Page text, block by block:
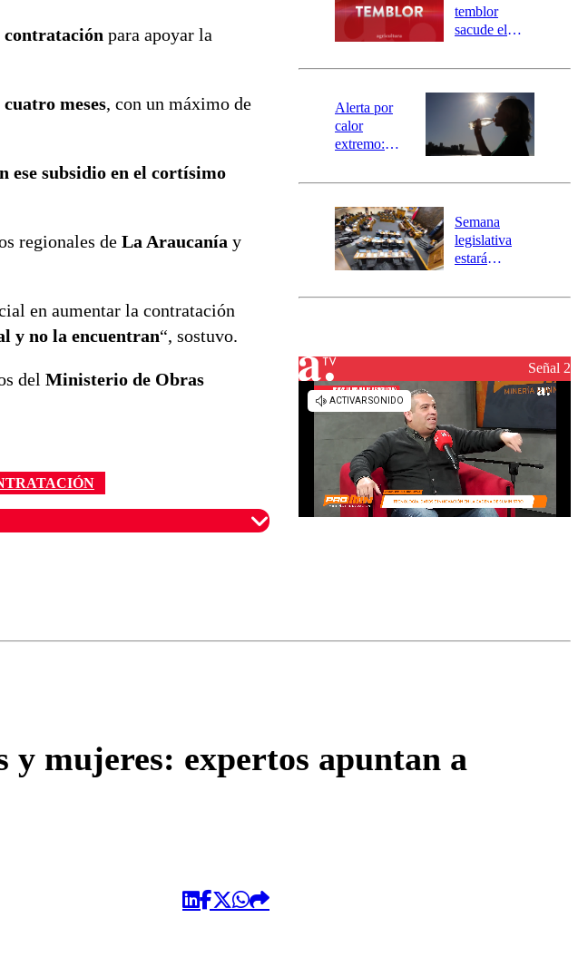
contratación para apoyar la
meses, con un máximo de
ese subsidio en el cortísimo
regionales de La Araucanía y
en aumentar la contratación
y no la encuentran“, sostuvo.
del Ministerio de Obras
activa
mensajería
SAE
temblor
sacude el
revisa la
epicentro
Alerta por
calor
extremo:
activa Alerta
Preventiva en
tres comunas
Semana
legislativa
estará
el fin de la
reconstrucciónSeñal 2
y mujeres: expertos apuntan a